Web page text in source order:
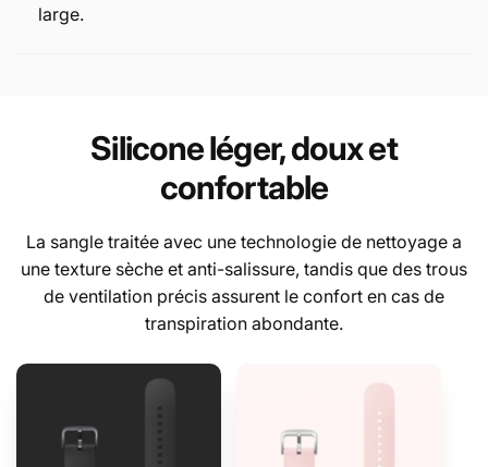
large.
Silicone léger, doux et
confortable
La sangle traitée avec une technologie de nettoyage a
une texture sèche et anti-salissure, tandis que des trous
de ventilation précis assurent le confort en cas de
transpiration abondante.